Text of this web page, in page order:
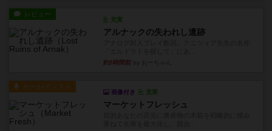
レビュー
充実
アルナックの失われし遺跡
約5時間前
ルール/インスト
画像付き 充実
マーケットフレッシュ